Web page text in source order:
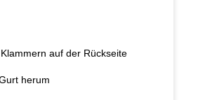
auf der Rückseite
herum